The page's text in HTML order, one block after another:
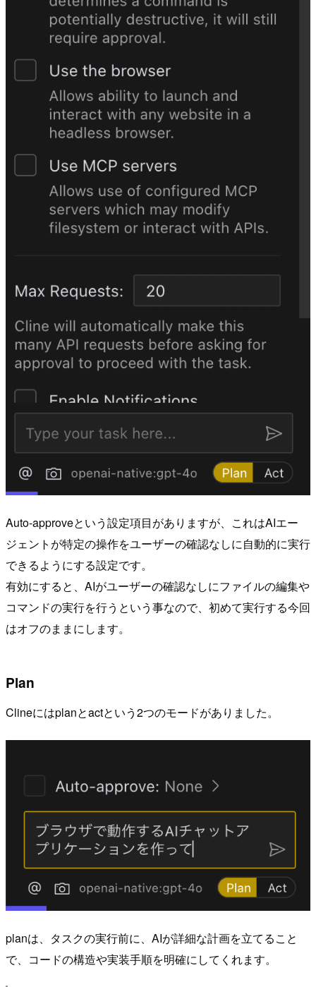
Auto-approveという設定項目がありますが、これはAIエー
ジェントが特定の操作をユーザーの確認なしに自動的に実行
できるようにする設定です。
有効にすると、AIがユーザーの確認なしにファイルの編集や
コマンドの実行を行うという事なので、初めて実行する今回
はオフのままにします。
Plan
Clineにはplanとactという2つのモードがありました。
planは、タスクの実行前に、AIが詳細な計画を立てること
で、コードの構造や実装手順を明確にしてくれます。